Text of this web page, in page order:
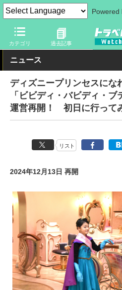
Powered
カテゴリ 過去記事
トラベル Watch 旅の情報 観光地
ニュース
ディズニープリンセスにな
「ビビディ・バビディ・
運営再開！ 初日に行って
リスト
2024年12月13日 再開